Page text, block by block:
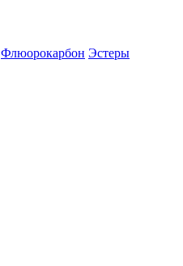
Флюорокарбон Эстеры